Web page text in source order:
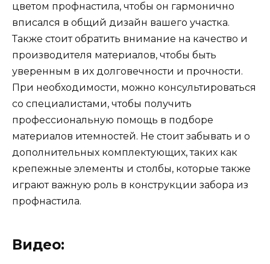
цветом профнастила, чтобы он гармонично
вписался в общий дизайн вашего участка.
Также стоит обратить внимание на качество и
производителя материалов, чтобы быть
уверенным в их долговечности и прочности.
При необходимости, можно консультироваться
со специалистами, чтобы получить
профессиональную помощь в подборе
материалов итемностей. Не стоит забывать и о
дополнительных комплектующих, таких как
крепежные элементы и столбы, которые также
играют важную роль в конструкции забора из
профнастила.
Видео: